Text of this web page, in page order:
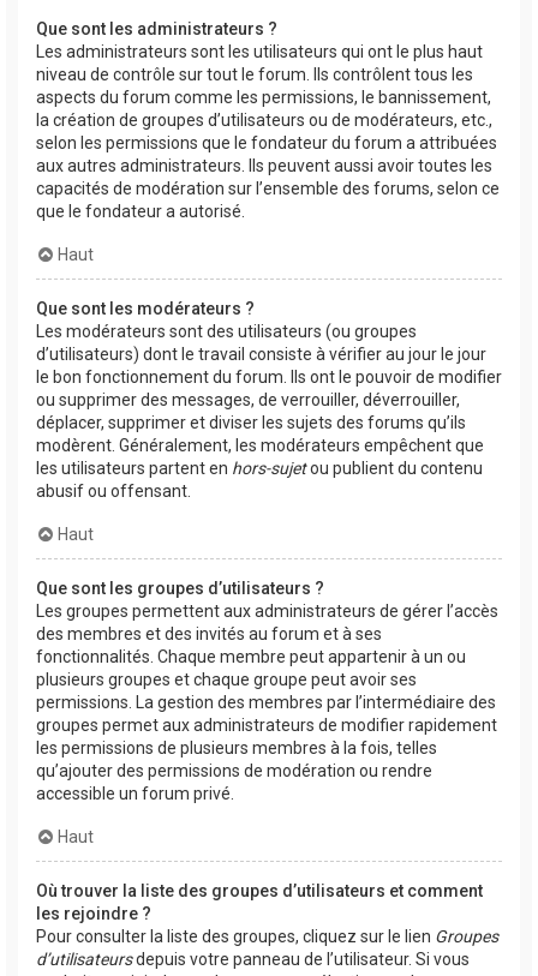
Que sont les administrateurs ?
Les administrateurs sont les utilisateurs qui ont le plus haut
niveau de contrôle sur tout le forum. Ils contrôlent tous les
aspects du forum comme les permissions, le bannissement,
la création de groupes d’utilisateurs ou de modérateurs, etc.,
selon les permissions que le fondateur du forum a attribuées
aux autres administrateurs. Ils peuvent aussi avoir toutes les
capacités de modération sur l’ensemble des forums, selon ce
que le fondateur a autorisé.
Haut
Que sont les modérateurs ?
Les modérateurs sont des utilisateurs (ou groupes
d’utilisateurs) dont le travail consiste à vérifier au jour le jour
le bon fonctionnement du forum. Ils ont le pouvoir de modifier
ou supprimer des messages, de verrouiller, déverrouiller,
déplacer, supprimer et diviser les sujets des forums qu’ils
modèrent. Généralement, les modérateurs empêchent que
les utilisateurs partent en hors-sujetou publient du contenu
abusif ou offensant.
Haut
Que sont les groupes d’utilisateurs ?
Les groupes permettent aux administrateurs de gérer l’accès
des membres et des invités au forum et à ses
fonctionnalités. Chaque membre peut appartenir à un ou
plusieurs groupes et chaque groupe peut avoir ses
permissions. La gestion des membres par l’intermédiaire des
groupes permet aux administrateurs de modifier rapidement
les permissions de plusieurs membres à la fois, telles
qu’ajouter des permissions de modération ou rendre
accessible un forum privé.
Haut
Où trouver la liste des groupes d’utilisateurs et comment
les rejoindre ?
Pour consulter la liste des groupes, cliquez sur le lien Groupes
d’utilisateursdepuis votre panneau de l’utilisateur. Si vous